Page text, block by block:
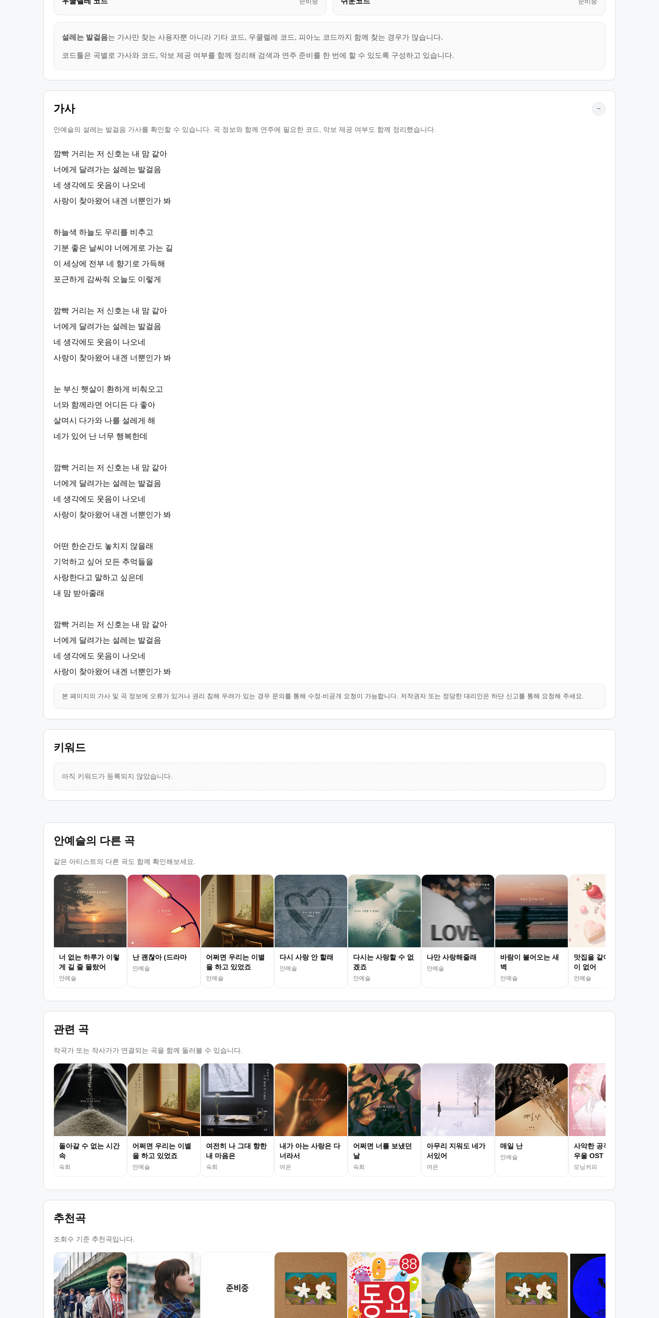
설레는 발걸음는 가사만 찾는 사용자뿐 아니라 기타 코드, 우쿨렐레 코드, 피아노 코드까지 함께 찾는 경우가 많습니다.
코드툴은 곡별로 가사와 코드, 악보 제공 여부를 함께 정리해 검색과 연주 준비를 한 번에 할 수 있도록 구성하고 있습니다.
가사 −
안예슬의 설레는 발걸음 가사를 확인할 수 있습니다. 곡 정보와 함께 연주에 필요한 코드, 악보 제공 여부도 함께 정리했습니다.
깜빡 거리는 저 신호는 내 맘 같아
너에게 달려가는 설레는 발걸음
네 생각에도 웃음이 나오네
사랑이 찾아왔어 내겐 너뿐인가 봐
하늘색 하늘도 우리를 비추고
기분 좋은 날씨야 너에게로 가는 길
이 세상에 전부 네 향기로 가득해
포근하게 감싸줘 오늘도 이렇게
깜빡 거리는 저 신호는 내 맘 같아
너에게 달려가는 설레는 발걸음
네 생각에도 웃음이 나오네
사랑이 찾아왔어 내겐 너뿐인가 봐
눈 부신 햇살이 환하게 비춰오고
너와 함께라면 어디든 다 좋아
살며시 다가와 나를 설레게 해
네가 있어 난 너무 행복한데
깜빡 거리는 저 신호는 내 맘 같아
너에게 달려가는 설레는 발걸음
네 생각에도 웃음이 나오네
사랑이 찾아왔어 내겐 너뿐인가 봐
어떤 한순간도 놓치지 않을래
기억하고 싶어 모든 추억들을
사랑한다고 말하고 싶은데
내 맘 받아줄래
깜빡 거리는 저 신호는 내 맘 같아
너에게 달려가는 설레는 발걸음
네 생각에도 웃음이 나오네
사랑이 찾아왔어 내겐 너뿐인가 봐
본 페이지의 가사 및 곡 정보에 오류가 있거나 권리 침해 우려가 있는 경우 문의를 통해 수정·비공개 요청이 가능합니다. 저작권자 또는 정당한 대리인은 하단 신고를 통해 요청해 주세요.
키워드
아직 키워드가 등록되지 않았습니다.
안예슬의 다른 곡
같은 아티스트의 다른 곡도 함께 확인해보세요.
너 없는 하루가 이렇
게 길 줄 몰랐어
안예슬
난 괜찮아 (드라마
안예슬
어쩌면 우리는 이별
을 하고 있었죠
안예슬
다시 사랑 안 할래
안예슬
다시는 사랑할 수 없
겠죠
안예슬
나만 사랑해줄래
안예슬
바람이 불어오는 새
벽
안예슬
맛집을 같이 갈 사람
이 없어
안예슬
관련 곡
작곡가 또는 작사가가 연결되는 곡을 함께 둘러볼 수 있습니다.
돌아갈 수 없는 시간
속
숙희
어쩌면 우리는 이별
을 하고 있었죠
안예슬
여전히 나 그대 향한
내 마음은
숙희
내가 아는 사랑은 다
너라서
여은
어쩌면 너를 보냈던
날
숙희
아무리 지워도 네가
서있어
여은
매일 난
안예슬
사악한 공작 영애의
우울 OST Part.8
모닝커피
추천곡
조회수 기준 추천곡입니다.